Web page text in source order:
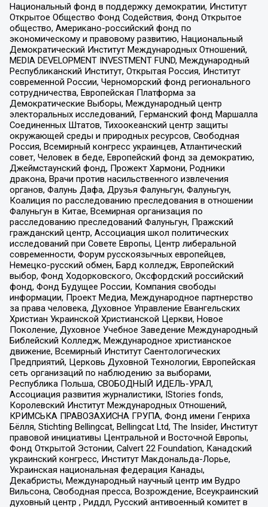
Национальный фонд в поддержку демократии, Институт
Открытое Общество Фонд Содействия, Фонд Открытое
общество, Американо-российский фонд по
экономическому и правовому развитию, Национальный
Демократический Институт Международных Отношений,
MEDIA DEVELOPMENT INVESTMENT FUND, Международный
Республиканский Институт, Открытая Россия, Институт
современной России, Черноморский фонд регионального
сотрудничества, Европейская Платформа за
Демократические Выборы, Международный центр
электоральных исследований, Германский фонд Маршалла
Соединенных Штатов, Тихоокеанский центр защиты
окружающей среды и природных ресурсов, Свободная
Россия, Всемирный конгресс украинцев, Атлантический
совет, Человек в беде, Европейский фонд за демократию,
Джеймстаунский фонд, Прожект Хармони, Родники
дракона, Врачи против насильственного извлечения
органов, Фалунь Дафа, Друзья Фалуньгун, Фалуньгун,
Коалиция по расследованию преследования в отношении
Фалуньгун в Китае, Всемирная организация по
расследованию преследований Фалуньгун, Пражский
гражданский центр, Ассоциация школ политических
исследований при Совете Европы, Центр либеральной
современности, Форум русскоязычных европейцев,
Немецко-русский обмен, Бард колледж, Европейский
выбор, Фонд Ходорковского, Оксфордский российский
фонд, Фонд Будущее России, Компания свободы
информации, Проект Медиа, Международное партнерство
за права человека, Духовное Управление Евангельских
Христиан Украинской Христианской Церкви, Новое
Поколение, Духовное Учебное Заведение Международный
Библейский Колледж, Международное христианское
движение, Всемирный Институт Саентологических
Предприятий, Церковь Духовной Технологии, Европейская
сеть организаций по наблюдению за выборами,
Республика Польша, СВОБОДНЫЙ ИДЕЛЬ-УРАЛ,
Ассоциация развития журналистики, IStories fonds,
Королевский Институт Международных Отношений,
КРИМСЬКА ПРАВОЗАХИСНА ГРУПА, Фонд имени Генриха
Бёлля, Stichting Bellingcat, Bellingcat Ltd, The Insider, Институт
правовой инициативы Центральной и Восточной Европы,
Фонд Открытой Эстонии, Calvert 22 Foundation, Канадский
украинский конгресс, Институт Макдональда-Лорье,
Украинская национальная федерация Канады,
Декабристы, Международный научный центр им Вудро
Вильсона, Свободная пресса, Возрождение, Всеукраинский
духовный центр , Риддл, Русский антивоенный комитет в